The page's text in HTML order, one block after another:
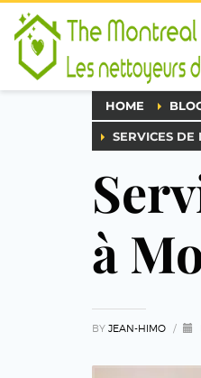
HOME
SERVICES
à
BY JEAN-HIMO /